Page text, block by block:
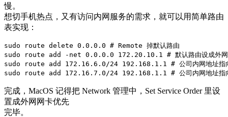
慢。
想切手机热点，又有访问内网服务的需求，就可以用简单路由
表实现：
sudo route delete 0.0.0.0 # Remote 掉默认路由
sudo route add -net 0.0.0.0 172.20.10.1 # 默认路由设成外网
sudo route add 172.16.6.0/24 192.168.1.1 # 公司内网地址指向
sudo route add 172.16.7.0/24 192.168.1.1 # 公司内网地址指向
完成，MacOS 记得把 Network 管理中，Set Service Order 里设
置成外网网卡优先
完毕。